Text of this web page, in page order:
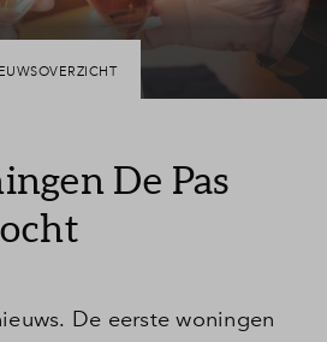
De Pas
De eerste woningen